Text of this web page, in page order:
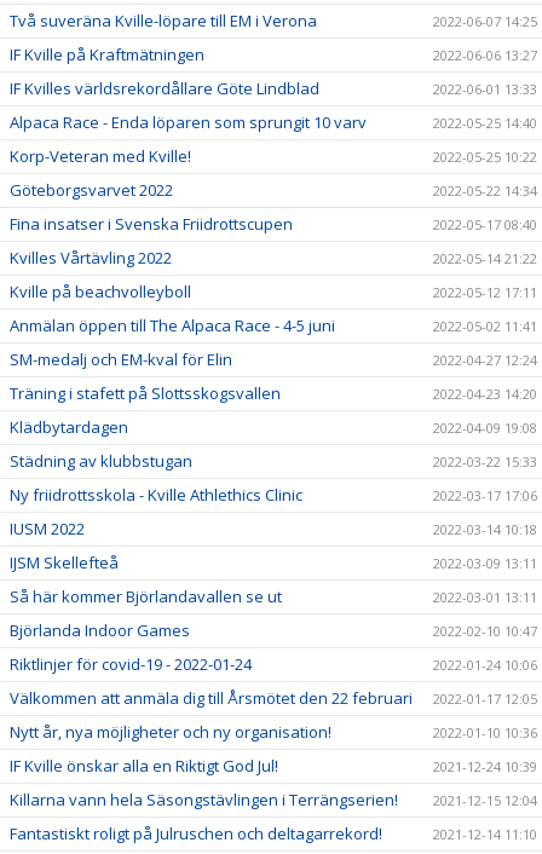
Två suveräna Kville-löpare till EM i Verona 2022-06-07 14:25
IF Kville på Kraftmätningen 2022-06-06 13:27
IF Kvilles världsrekordållare Göte Lindblad 2022-06-01 13:33
Alpaca Race - Enda löparen som sprungit 10 varv 2022-05-25 14:40
Korp-Veteran med Kville! 2022-05-25 10:22
Göteborgsvarvet 2022 2022-05-22 14:34
Fina insatser i Svenska Friidrottscupen 2022-05-17 08:40
Kvilles Vårtävling 2022 2022-05-14 21:22
Kville på beachvolleyboll 2022-05-12 17:11
Anmälan öppen till The Alpaca Race - 4-5 juni 2022-05-02 11:41
SM-medalj och EM-kval för Elin 2022-04-27 12:24
Träning i stafett på Slottsskogsvallen 2022-04-23 14:20
Klädbytardagen 2022-04-09 19:08
Städning av klubbstugan 2022-03-22 15:33
Ny friidrottsskola - Kville Athlethics Clinic 2022-03-17 17:06
IUSM 2022 2022-03-14 10:18
IJSM Skellefteå 2022-03-09 13:11
Så här kommer Björlandavallen se ut 2022-03-01 13:11
Björlanda Indoor Games 2022-02-10 10:47
Riktlinjer för covid-19 - 2022-01-24 2022-01-24 10:06
Välkommen att anmäla dig till Årsmötet den 22 februari 2022-01-17 12:05
Nytt år, nya möjligheter och ny organisation! 2022-01-10 10:36
IF Kville önskar alla en Riktigt God Jul! 2021-12-24 10:39
Killarna vann hela Säsongstävlingen i Terrängserien! 2021-12-15 12:04
Fantastiskt roligt på Julruschen och deltagarrekord! 2021-12-14 11:10